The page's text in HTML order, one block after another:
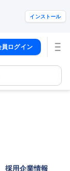
インストール
員ログイン
採用企業情報